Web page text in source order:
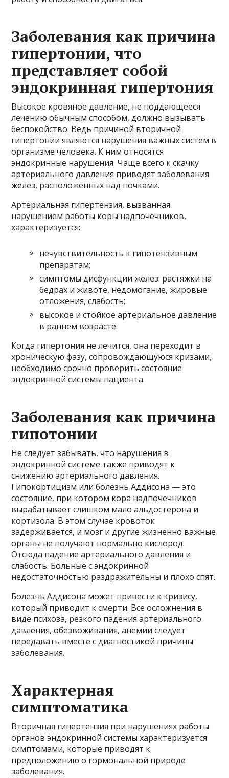
Заболевания как причина
гипертонии, что
представляет собой
эндокринная гипертония
Высокое кровяное давление, не поддающееся
лечению обычным способом, должно вызывать
беспокойство. Ведь причиной вторичной
гипертонии являются нарушения важных систем в
организме человека. К ним относятся
эндокринные нарушения. Чаще всего к скачку
артериального давления приводят заболевания
желез, расположенных над почками.
Артериальная гипертензия, вызванная
нарушением работы коры надпочечников,
характеризуется:
нечувствительность к гипотензивным
препаратам;
симптомы дисфункции желез: растяжки на
бедрах и животе, недомогание, жировые
отложения, слабость;
высокое и стойкое артериальное давление
в раннем возрасте.
Когда гипертония не лечится, она переходит в
хроническую фазу, сопровождающуюся кризами,
необходимо срочно проверить состояние
эндокринной системы пациента.
Заболевания как причина
гипотонии
Не следует забывать, что нарушения в
эндокринной системе также приводят к
снижению артериального давления.
Гипокортицизм или болезнь Аддисона — это
состояние, при котором кора надпочечников
вырабатывает слишком мало альдостерона и
кортизола. В этом случае кровоток
задерживается, и мозг и другие жизненно важные
органы не получают нормально кислород.
Отсюда падение артериального давления и
слабость. Больные с эндокринной
недостаточностью раздражительны и плохо спят.
Болезнь Аддисона может привести к кризису,
который приводит к смерти. Все осложнения в
виде психоза, резкого падения артериального
давления, обезвоживания, анемии следует
передавать вместе с диагностикой причины
заболевания.
Характерная
симптоматика
Вторичная гипертензия при нарушениях работы
органов эндокринной системы характеризуется
симптомами, которые приводят к
предположению о гормональной природе
заболевания.